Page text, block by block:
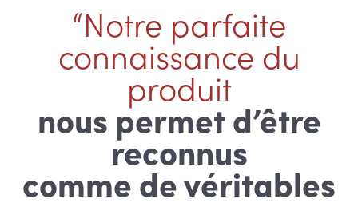
“Notre parfaite
connaissance du
produit
nous permet d’être
reconnus
comme de véritables